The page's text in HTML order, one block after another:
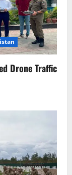
Drone Traffic